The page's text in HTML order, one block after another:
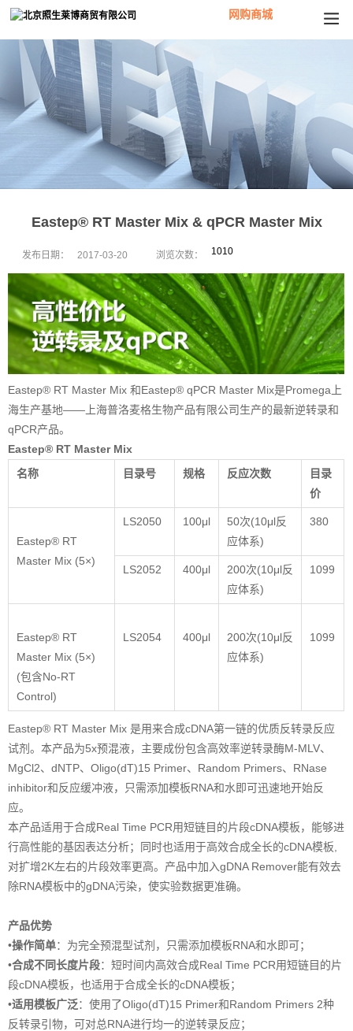
网购商城
Eastep® RT Master Mix & qPCR Master Mix
发布日期： 2017-03-20 浏览次数： 1010
Eastep® RT Master Mix 和Eastep® qPCR Master Mix是Promega上
海生产基地——上海普洛麦格生物产品有限公司生产的最新逆转录和
qPCR产品。
Eastep® RT Master Mix
名称
目录号 规格 反应次数
目录
价
Eastep® RT
Master Mix (5×)
LS2050 100μl
50次(10μl反
应体系)
380
LS2052 400μl
200次(10μl反
应体系)
1099
Eastep® RT
Master Mix (5×)
(包含No-RT
Control)
LS2054 400μl
200次(10μl反
应体系)
1099
Eastep® RT Master Mix 是用来合成cDNA第一链的优质反转录反应
试剂。本产品为5x预混液，主要成份包含高效率逆转录酶M-MLV、
MgCl2、dNTP、Oligo(dT)15 Primer、Random Primers、RNase
inhibitor和反应缓冲液，只需添加模板RNA和水即可迅速地开始反
应。
本产品适用于合成Real Time PCR用短链目的片段cDNA模板，能够进
行高性能的基因表达分析；同时也适用于高效合成全长的cDNA模板,
对扩增2K左右的片段效率更高。产品中加入gDNA Remover能有效去
除RNA模板中的gDNA污染，使实验数据更准确。
产品优势
•操作简单：为完全预混型试剂，只需添加模板RNA和水即可；
•合成不同长度片段：短时间内高效合成Real Time PCR用短链目的片
段cDNA模板，也适用于合成全长的cDNA模板；
•适用模板广泛：使用了Oligo(dT)15 Primer和Random Primers 2种
反转录引物，可对总RNA进行均一的逆转录反应；